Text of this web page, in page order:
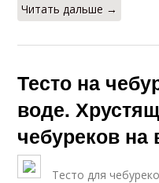
Читать дальше →
Тесто на
воде.
чебуреков на
Тесто для